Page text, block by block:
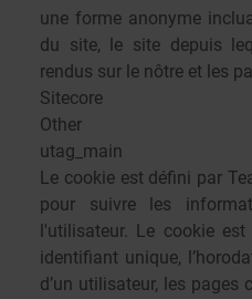
une forme anonyme
du site, le site depuis
rendus sur le nôtre et les
Sitecore
Other
utag_main
Le cookie est défini par
pour suivre les
l'utilisateur. Le cookie
identifiant unique,
d’un utilisateur, les pages